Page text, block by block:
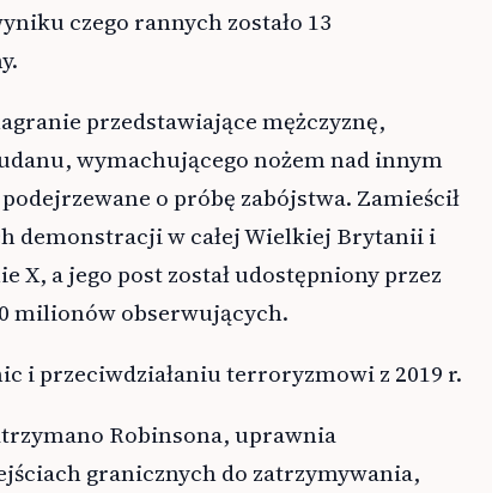
czego rannych zostało 13
przedstawiające mężczyznę,
wymachującego nożem nad innym
o próbę zabójstwa. Zamieścił
demonstracji w całej Wielkiej Brytanii i
a jego post został udostępniony przez
milionów obserwujących.
i przeciwdziałaniu terroryzmowi z 2019 r.
Robinsona, uprawnia
granicznych do zatrzymywania,